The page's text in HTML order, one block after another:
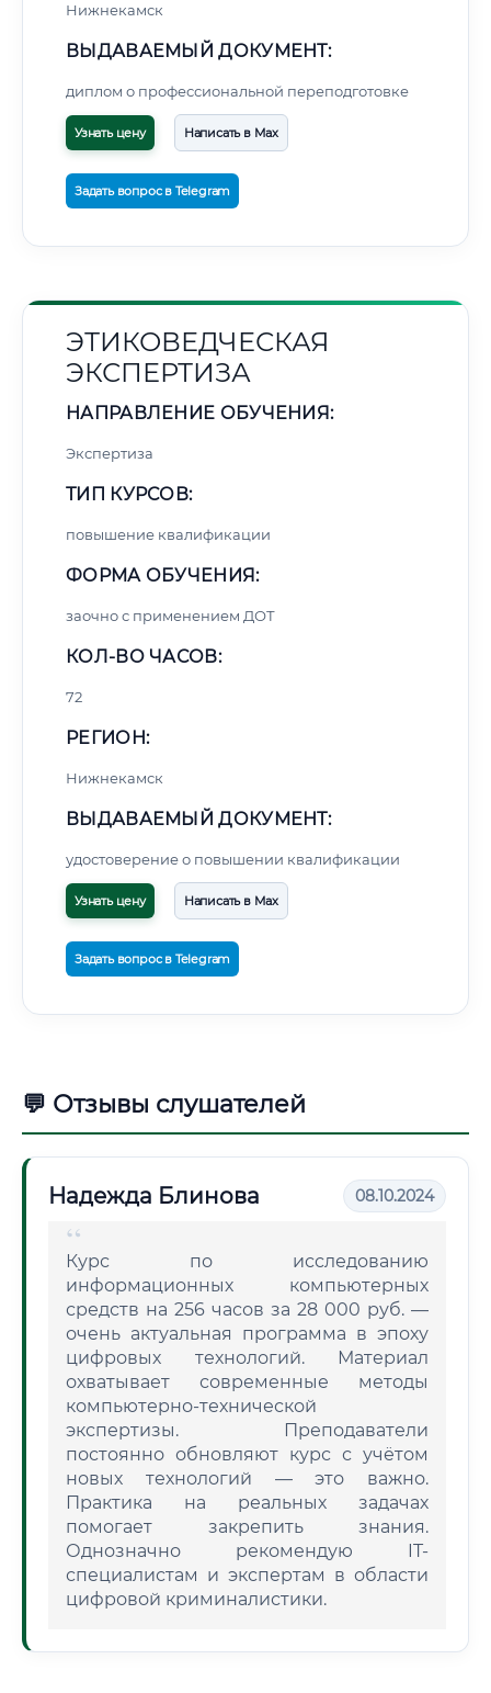
Нижнекамск
ВЫДАВАЕМЫЙ ДОКУМЕНТ:
диплом о профессиональной переподготовке
Узнать цену Написать в Max
Задать вопрос в Telegram
ЭТИКОВЕДЧЕСКАЯ
ЭКСПЕРТИЗА
НАПРАВЛЕНИЕ ОБУЧЕНИЯ:
Экспертиза
ТИП КУРСОВ:
повышение квалификации
ФОРМА ОБУЧЕНИЯ:
заочно с применением ДОТ
КОЛ-ВО ЧАСОВ:
72
РЕГИОН:
Нижнекамск
ВЫДАВАЕМЫЙ ДОКУМЕНТ:
удостоверение о повышении квалификации
Узнать цену Написать в Max
Задать вопрос в Telegram
💬 Отзывы слушателей
Надежда Блинова 08.10.2024
Курс по исследованию
информационных компьютерных
средств на 256 часов за 28 000 руб. —
очень актуальная программа в эпоху
цифровых технологий. Материал
охватывает современные методы
компьютерно-технической
экспертизы. Преподаватели
постоянно обновляют курс с учётом
новых технологий — это важно.
Практика на реальных задачах
помогает закрепить знания.
Однозначно рекомендую IT-
специалистам и экспертам в области
цифровой криминалистики.